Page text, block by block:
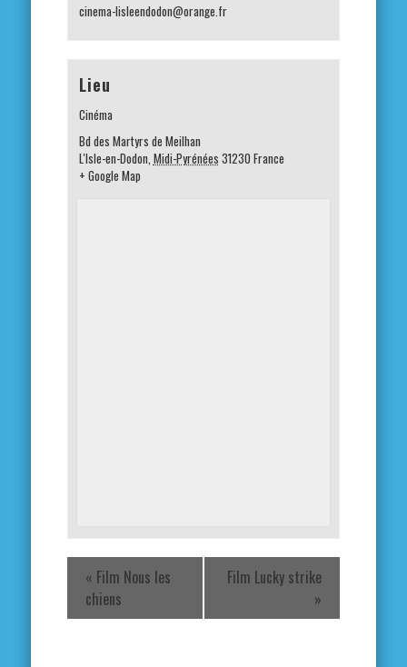
cinema-lisleendodon@orange.fr
Lieu
Cinéma
Bd des Martyrs de Meilhan
L'Isle-en-Dodon Midi-Pyrénées 31230 France
+ Google Map
« Film Nous les
chiens
Film Lucky strike
»